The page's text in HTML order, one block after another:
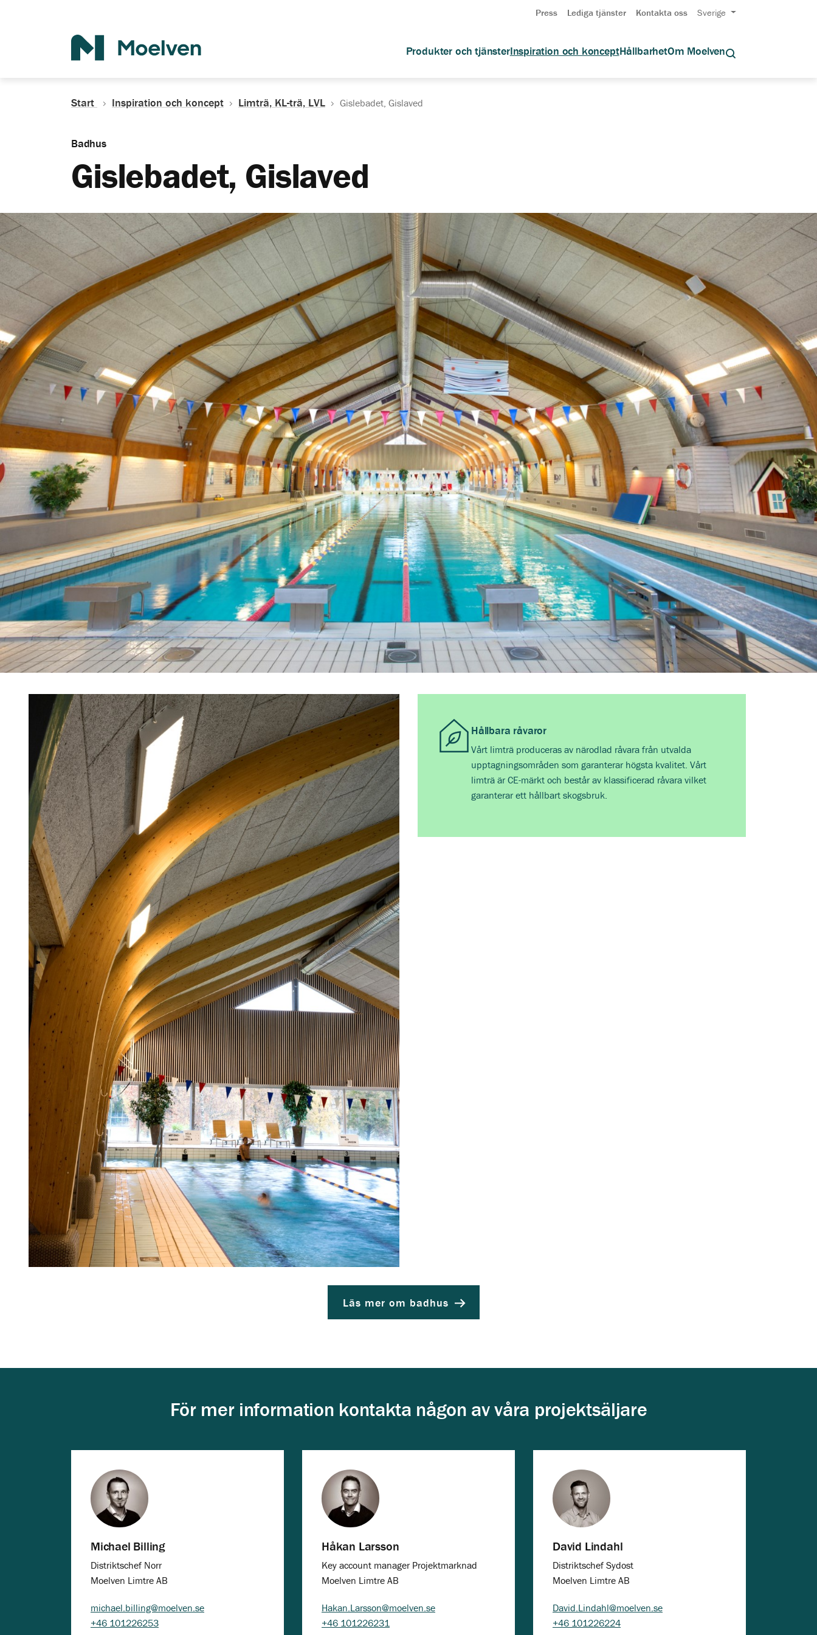
Press Lediga tjänster Kontakta oss Sverige
Produkter och tjänsterInspiration och konceptHållbarhetOm Moelven
Start Inspiration och koncept Limträ, KL-trä, LVL Gislebadet, Gislaved
Badhus
Gislebadet, Gislaved
Hållbara råvaror
Vårt limträ produceras av närodlad råvara från utvalda
upptagningsområden som garanterar högsta kvalitet. Vårt
limträ är CE-märkt och består av klassificerad råvara vilket
garanterar ett hållbart skogsbruk.
Läs mer om badhus
För mer information kontakta någon av våra projektsäljare
Michael Billing
Distriktschef Norr
Moelven Limtre AB
michael.billing@moelven.se
+46 101226253
Håkan Larsson
Key account manager Projektmarknad
Moelven Limtre AB
Hakan.Larsson@moelven.se
+46 101226231
David Lindahl
Distriktschef Sydost
Moelven Limtre AB
David.Lindahl@moelven.se
+46 101226224